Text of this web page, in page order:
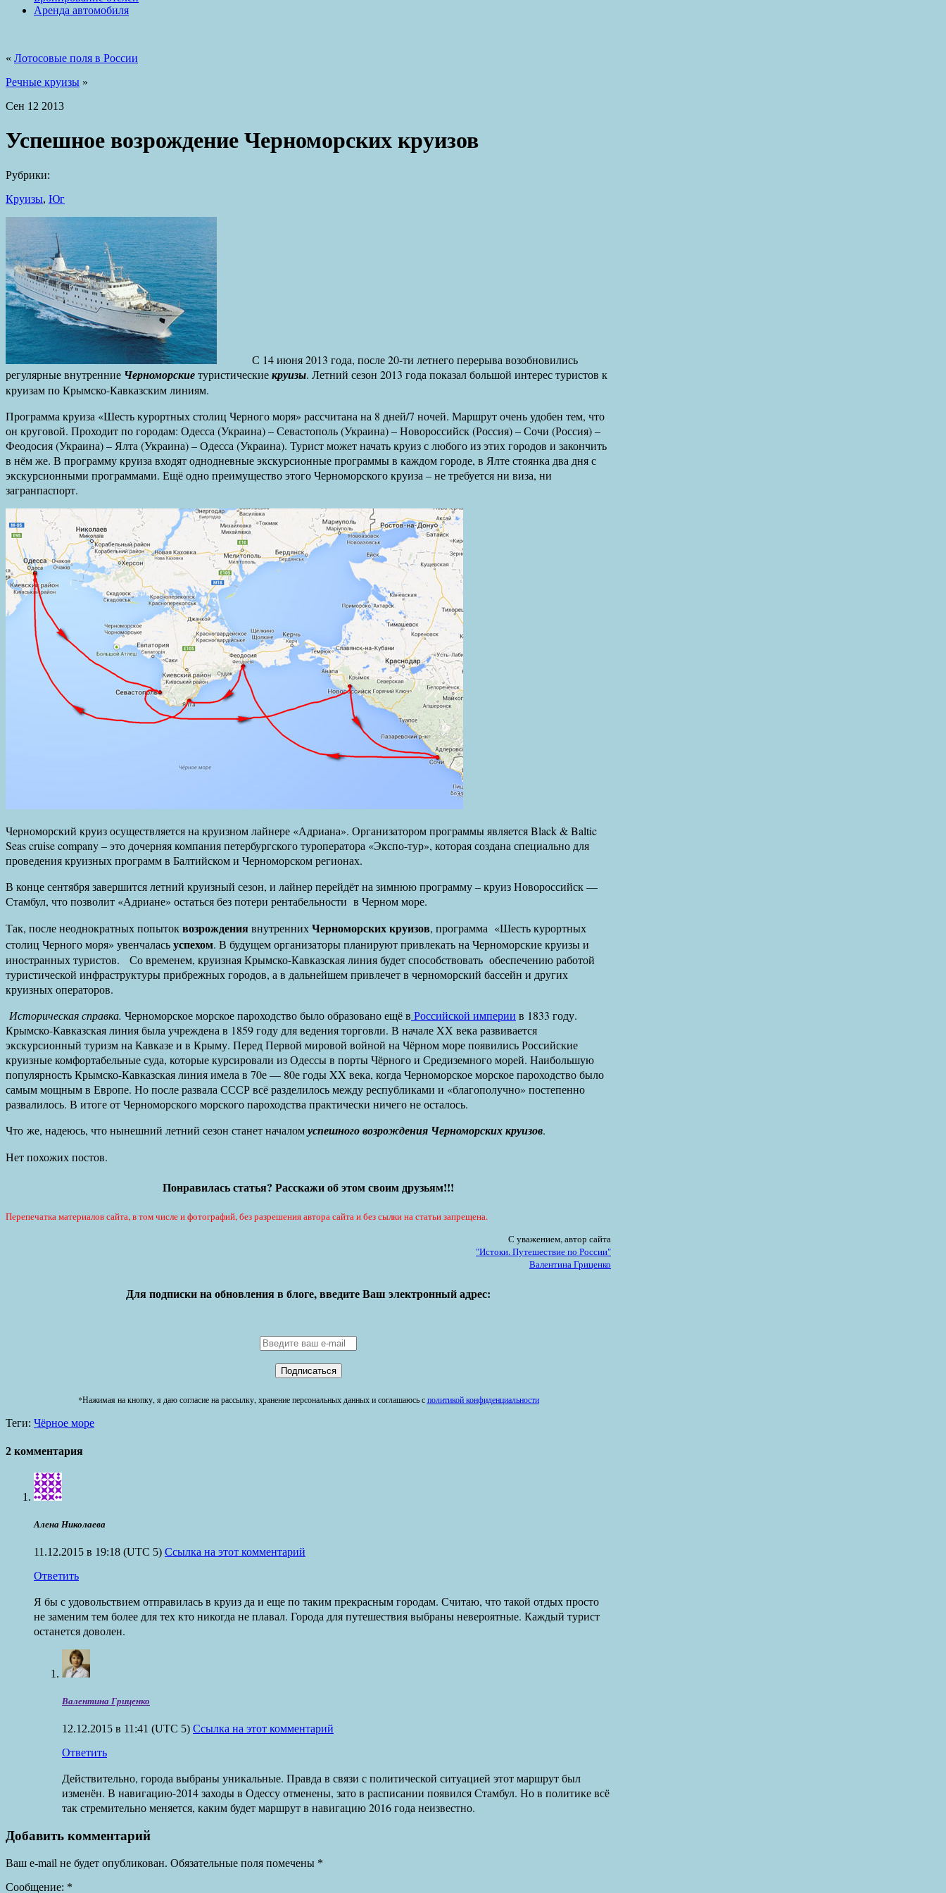
Аренда автомобиля
« Лотосовые поля в России
Речные круизы »
Сен 12 2013
Успешное возрождение Черноморских круизов
Рубрики:
Круизы, Юг
С 14 июня 2013 года, после 20-ти летнего перерыва возобновились
регулярные внутренние Черноморскиетуристическиекруизы. Летний сезон 2013 года показал большой интерес туристов к
круизам по Крымско-Кавказским линиям.
Программа круиза «Шесть курортных столиц Черного моря» рассчитана на 8 дней/7 ночей. Маршрут очень удобен тем, что
он круговой. Проходит по городам: Одесса (Украина) – Севастополь (Украина) – Новороссийск (Россия) – Сочи (Россия) –
Феодосия (Украина) – Ялта (Украина) – Одесса (Украина). Турист может начать круиз с любого из этих городов и закончить
в нём же. В программу круиза входят однодневные экскурсионные программы в каждом городе, в Ялте стоянка два дня с
экскурсионными программами. Ещё одно преимущество этого Черноморского круиза – не требуется ни виза, ни
загранпаспорт.
Черноморский круиз осуществляется на круизном лайнере «Адриана». Организатором программы является Black & Baltic
Seas cruise company – это дочерняя компания петербургского туроператора «Экспо-тур», которая создана специально для
проведения круизных программ в Балтийском и Черноморском регионах.
В конце сентября завершится летний круизный сезон, и лайнер перейдёт на зимнюю программу – круиз Новороссийск —
Стамбул, что позволит «Адриане» остаться без потери рентабельности в Черном море.
Так, после неоднократных попытоквозрождениявнутреннихЧерноморских круизов, программа «Шесть курортных
столиц Черного моря» увенчаласьуспехом. В будущем организаторы планируют привлекать на Черноморские круизы и
иностранных туристов. Со временем, круизная Крымско-Кавказская линия будет способствовать обеспечению работой
туристической инфраструктуры прибрежных городов, а в дальнейшем привлечет в черноморский бассейн и других
круизных операторов.
Историческая справка. Черноморское морское пароходство было образовано ещё в Российской империи в 1833 году.
Крымско-Кавказская линия была учреждена в 1859 году для ведения торговли. В начале XX века развивается
экскурсионный туризм на Кавказе и в Крыму. Перед Первой мировой войной на Чёрном море появились Российские
круизные комфортабельные суда, которые курсировали из Одессы в порты Чёрного и Средиземного морей. Наибольшую
популярность Крымско-Кавказская линия имела в 70е — 80е годы XX века, когда Черноморское морское пароходство было
самым мощным в Европе. Но после развала СССР всё разделилось между республиками и «благополучно» постепенно
развалилось. В итоге от Черноморского морского пароходства практически ничего не осталось.
Что же, надеюсь, что нынешний летний сезон станет началомуспешного возрождения Черноморских круизов.
Нет похожих постов.
Понравилась статья? Расскажи об этом своим друзьям!!!
Перепечатка материалов сайта, в том числе и фотографий, без разрешения автора сайта и без сылки на статьи запрещена.
С уважением, автор сайта
"Истоки. Путешествие по России"
Валентина Гриценко
Для подписки на обновления в блоге, введите Ваш электронный адрес:
*Нажимая на кнопку, я даю согласие на рассылку, хранение персональных данных и соглашаюсь сполитикой конфиденциальности
Теги: Чёрное море
2 комментария
Алена Николаева
11.12.2015 в 19:18 (UTC 5) Ссылка на этот комментарий
Ответить
Я бы с удовольствием отправилась в круиз да и еще по таким прекрасным городам. Считаю, что такой отдых просто
не заменим тем более для тех кто никогда не плавал. Города для путешествия выбраны невероятные. Каждый турист
останется доволен.
Валентина Гриценко
12.12.2015 в 11:41 (UTC 5) Ссылка на этот комментарий
Ответить
Действительно, города выбраны уникальные. Правда в связи с политической ситуацией этот маршрут был
изменён. В навигацию-2014 заходы в Одессу отменены, зато в расписании появился Стамбул. Но в политике всё
так стремительно меняется, каким будет маршрут в навигацию 2016 года неизвестно.
Добавить комментарий
Ваш e-mail не будет опубликован. Обязательные поля помечены *
Сообщение: *